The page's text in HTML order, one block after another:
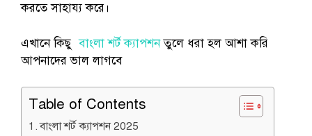
করতে সাহায্য করে।
এখানে কিছুবাংলা শর্ট ক্যাপশনতুলে ধরা হল আশা করি
আপনাদের ভাল লাগবে
Table of Contents
বাংলা শর্ট ক্যাপশন 2025